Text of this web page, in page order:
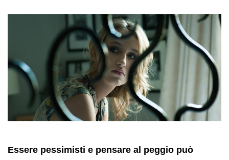
Essere pessimisti e pensare al peggio può